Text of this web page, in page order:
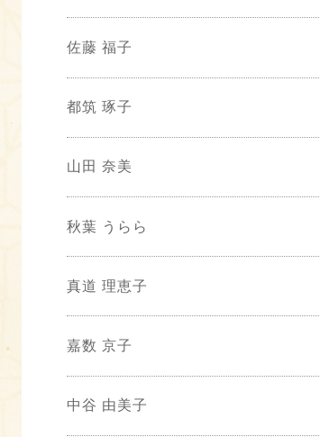
佐藤 福子
都筑 琢子
山田 奈美
秋葉 うらら
真道 理恵子
嘉数 京子
中谷 由美子